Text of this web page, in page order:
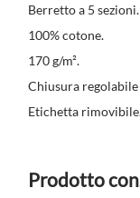
Berretto a 5 sezioni.
100% cotone.
170 g/m².
Chiusura
Etichetta
Prodotto